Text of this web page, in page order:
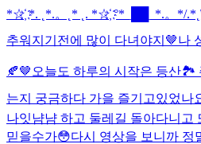
*☆҉ *. ˛*.。˛* ˛. *☆҉ °*_██_*.。*/
추워지기전에 많이 다녀야지🤎나
🍂🤎 오늘도 하루의 시작은 등산🏞️
는지 궁금하다 가을 즐기고있었
나잇냠냠 하고 둘레길 돌아다니고
믿을수가😳다시 영상을 보니까 정